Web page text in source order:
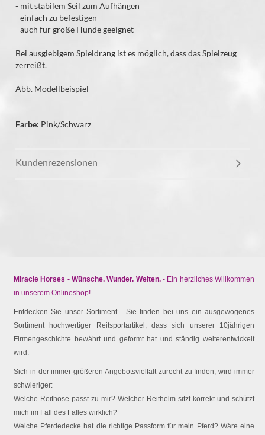
- mit stabilem Seil zum Aufhängen
- einfach zu befestigen
- auch für große Hunde geeignet
Bei ausgiebigem Spieldrang ist es möglich, dass das Spielzeug
zerreißt.
Abb. Modellbeispiel
Farbe: Pink/Schwarz
Kundenrezensionen
Miracle Horses - Wünsche. Wunder. Welten.- Ein herzliches Willkommen
in unserem Onlineshop!
Entdecken Sie unser Sortiment - Sie finden bei uns ein ausgewogenes
Sortiment hochwertiger Reitsportartikel, dass sich unserer 10jährigen
Firmengeschichte bewährt und geformt hat und ständig weiterentwickelt
wird.
Sich in der immer größeren Angebotsvielfalt zurecht zu finden, wird immer
schwieriger:
Welche Reithose passt zu mir? Welcher Reithelm sitzt korrekt und schützt
mich im Fall des Falles wirklich?
Welche Pferdedecke hat die richtige Passform für mein Pferd? Wäre eine